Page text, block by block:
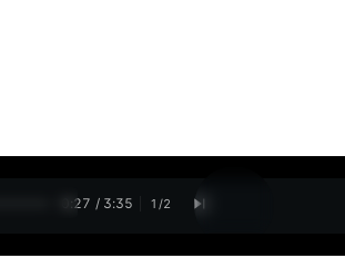
0:28 / 3:35 1 /2